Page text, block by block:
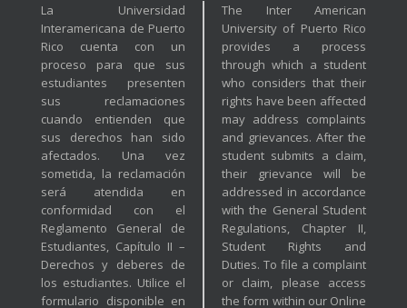
La Universidad
Interamericana de Puerto
Rico cuenta con un
proceso para que sus
estudiantes presenten
sus reclamaciones
cuando entienden que
sus derechos han sido
afectados. Una vez
sometida, la reclamación
será atendida en
conformidad con el
Reglamento General de
Estudiantes, Capítulo II –
Derechos y deberes de
los estudiantes. Utilice el
formulario disponible en
The Inter American
University of Puerto Rico
provides a process
through which a student
who considers that their
rights have been affected
may address complaints
and grievances. After the
student submits a claim,
their grievance will be
addressed in accordance
with the General Student
Regulations, Chapter II,
Student Rights and
Duties. To file a complaint
or claim, please access
the form within our Online